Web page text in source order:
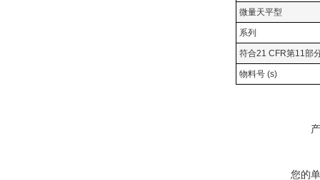
微量天平型
系列
符合21 CFR第11部
物料号 (s)
您的